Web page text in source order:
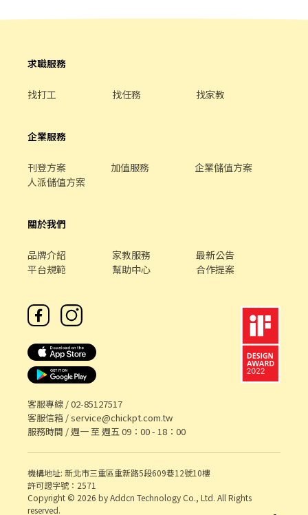
求職服務
找打工 找任務 找家教
企業服務
刊登方案 加值服務
企業儲值方案
人派儲值方案
關於我們
品牌介紹 家教服務
最新公告
平台規範
幫助中心 合作提案
客服專線 /02-85127517
客服信箱 /service@chickpt.com.tw
服務時間 / 週一 至 週五 09：00 - 18：00
機構地址: 新北市三重區重新路5段609巷12號10樓
許可證字號：2571
Copyright © 2026 by Addcn Technology Co., Ltd. All Rights
reserved.